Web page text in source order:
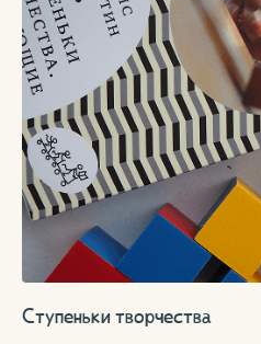
Ступеньки творчества